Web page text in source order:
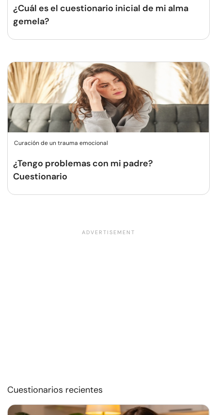
¿Cuál es el cuestionario inicial de mi alma
gemela?
Curación de un trauma emocional
¿Tengo problemas con mi padre?
Cuestionario
Cuestionarios recientes